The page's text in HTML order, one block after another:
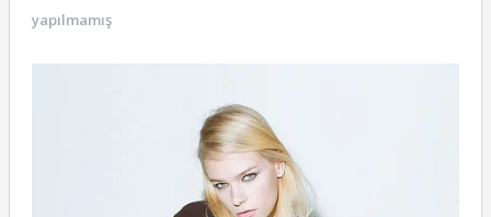
yapılmamış